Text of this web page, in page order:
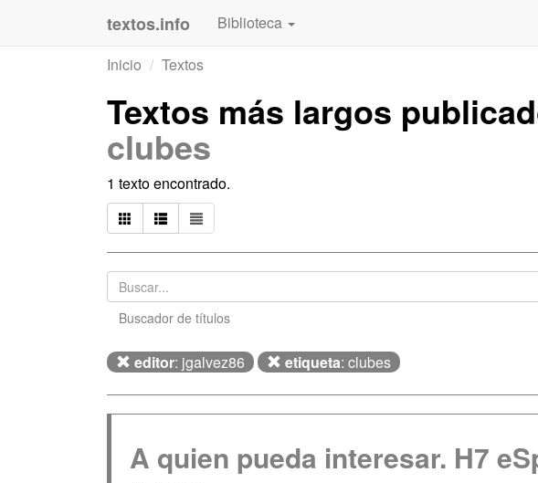
textos.info Biblioteca
Inicio
Textos
Textos más largos
clubes
1 texto encontrado.
Buscador de títulos
editor: jgalvez86 etiqueta: clubes
A quien pueda interesar. H7